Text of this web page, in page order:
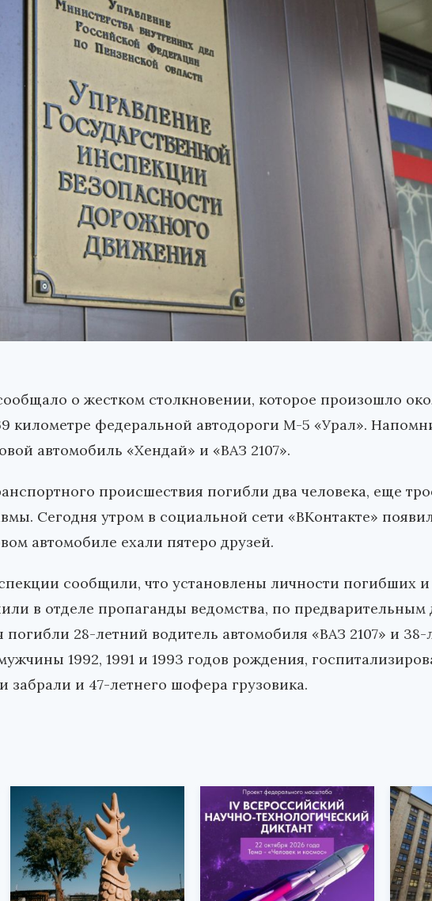
о жестком столкновении, которое произошло
километре федеральной автодороги М-5 «Урал».
автомобиль «Хендай» и «ВАЗ 2107».
происшествия погибли два человека, еще
Сегодня утром в социальной сети «ВКонтакте»
автомобиле ехали пятеро друзей.
сообщили, что установлены личности погибших и
в отделе пропаганды ведомства, по
погибли 28-летний водитель автомобиля «ВАЗ 2107» и 38-
1992, 1991 и 1993 годов рождения,
забрали и 47-летнего шофера грузовика.